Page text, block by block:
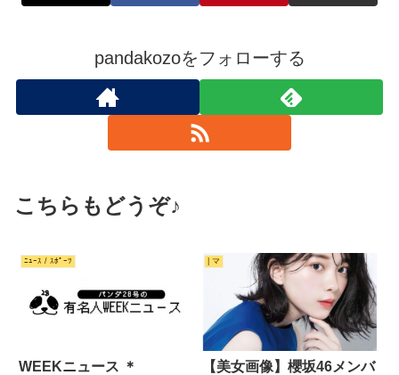
pandakozoをフォローする
こちらもどうぞ♪
ﾆｭｰｽ / ｽﾎﾟｰﾂ
WEEKニュース ＊
| マ
【美女画像】櫻坂46メンバ